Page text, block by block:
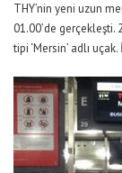
THY’nin yeni uzun
01.00’de
tipi ‘Mersin’ adlı